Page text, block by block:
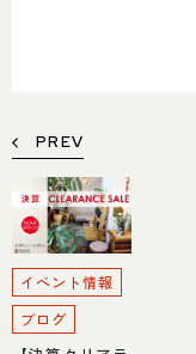
PREV
イベント情報
ブログ